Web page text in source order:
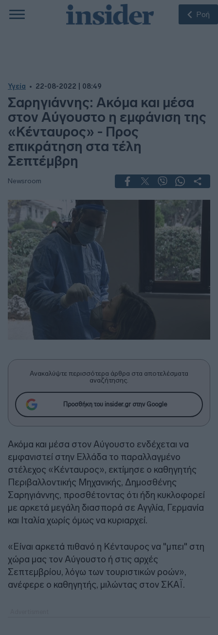
Ροή
Υγεία 22-08-2022 | 08:49
Σαρηγιάννης: Ακόμα και μέσα
στον Αύγουστο η εμφάνιση της
«Κένταυρος» - Προς
επικράτηση στα τέλη
Σεπτέμβρη
Newsroom
Ανακαλύψτε περισσότερα άρθρα στα αποτελέσματα
αναζήτησης.
Προσθήκη του insider.gr στην Google
Ακόμα και μέσα στον Αύγουστο ενδέχεται να
εμφανιστεί στην Ελλάδα το παραλλαγμένο
στέλεχος «Κένταυρος», εκτίμησε ο καθηγητής
Περιβαλλοντικής Μηχανικής, Δημοσθένης
Σαρηγιάννης, προσθέτοντας ότι ήδη κυκλοφορεί
με αρκετά μεγάλη διασπορά σε Αγγλία, Γερμανία
και Ιταλία χωρίς όμως να κυριαρχεί.
«Είναι αρκετά πιθανό η Κένταυρος να "μπει" στη
χώρα μας τον Αύγουστο ή στις αρχές
Σεπτεμβρίου, λόγω των τουριστικών ροών»,
ανέφερε ο καθηγητής, μιλώντας στον ΣΚΑΪ.